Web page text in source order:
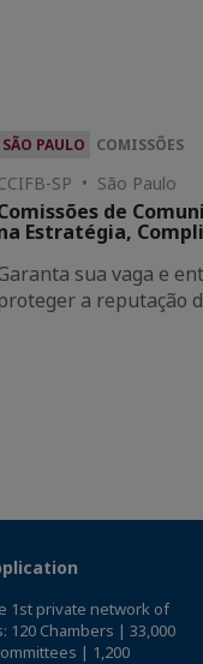
SÃO PAULO COMISSÕES
SP • São Paulo
de
Estratégia,
sua vaga e
a reputação
1st private network of
120 Chambers | 33,000
| 1,200